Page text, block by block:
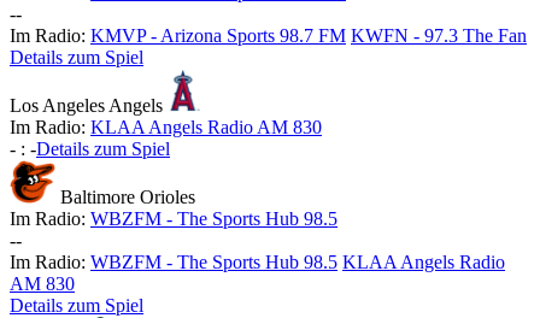
--
Im Radio: KMVP - Arizona Sports 98.7 FM KWFN - 97.3 The Fan
Details zum Spiel
Los Angeles Angels
Im Radio: KLAA Angels Radio AM 830
- : -Details zum Spiel
Baltimore Orioles
Im Radio: WBZFM - The Sports Hub 98.5
--
Im Radio: WBZFM - The Sports Hub 98.5 KLAA Angels Radio
AM 830
Details zum Spiel